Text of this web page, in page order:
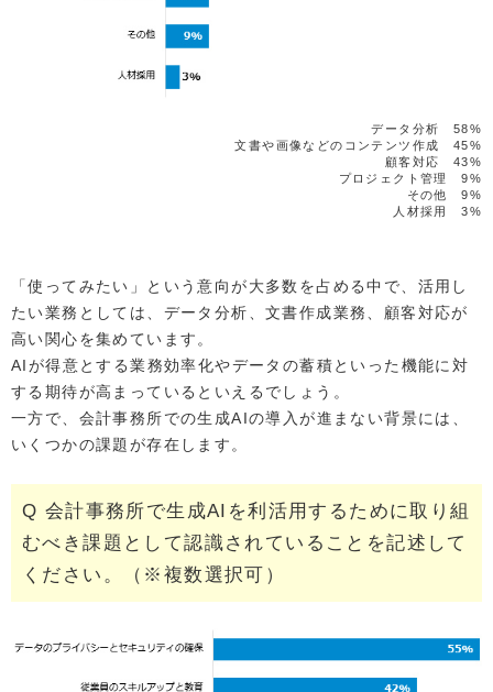
データ分析 58%
文書や画像などのコンテンツ作成 45%
顧客対応 43%
プロジェクト管理 9%
その他 9%
人材採用 3%
「使ってみたい」という意向が大多数を占める中で、活用し
たい業務としては、データ分析、文書作成業務、顧客対応が
高い関心を集めています。
AIが得意とする業務効率化やデータの蓄積といった機能に対
する期待が高まっているといえるでしょう。
一方で、会計事務所での生成AIの導入が進まない背景には、
いくつかの課題が存在します。
Q 会計事務所で生成AIを利活用するために取り組
むべき課題として認識されていることを記述して
ください。（※複数選択可）